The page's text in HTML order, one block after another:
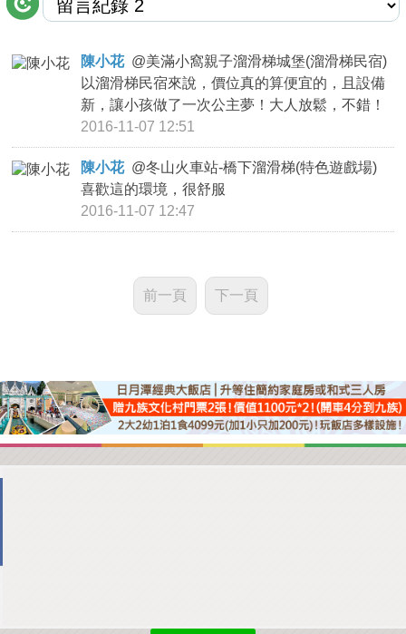
聯絡我們
APP下載
陳小花 @美滿小窩親子溜滑梯城堡(溜滑梯民宿)
以溜滑梯民宿來說，價位真的算便宜的，且設備
新，讓小孩做了一次公主夢！大人放鬆，不錯！
2016-11-07 12:51
陳小花 @冬山火車站-橋下溜滑梯(特色遊戲場)
喜歡這的環境，很舒服
2016-11-07 12:47
前一頁 下一頁